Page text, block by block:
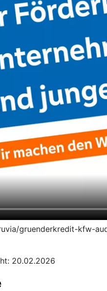
gruenderkredit-kfw-
20.02.2026